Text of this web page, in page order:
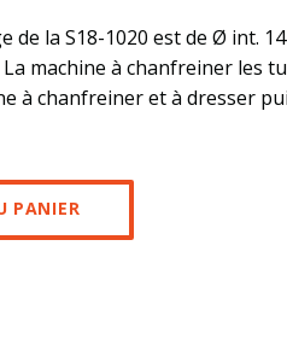
de la S18-1020 est de Ø int.
La machine à chanfreiner les
à chanfreiner et à dresser
PANIER